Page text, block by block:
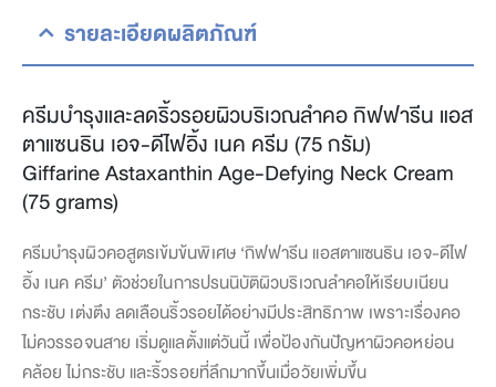
รายละเอียดผลิตภัณฑ์
ครีมบำรุงและลดริ้วรอยผิวบริเวณลำคอ กิฟฟารีน แอส
ตาแซนธิน เอจ-ดีไฟอิ้ง เนค ครีม (75 กรัม)
Giffarine Astaxanthin Age-Defying Neck Cream
(75 grams)
ครีมบำรุงผิวคอสูตรเข้มข้นพิเศษ ‘กิฟฟารีน แอสตาแซนธิน เอจ-ดีไฟ
อิ้ง เนค ครีม’ ตัวช่วยในการปรนนิบัติผิวบริเวณลำคอให้เรียบเนียน
กระชับ เต่งตึง ลดเลือนริ้วรอยได้อย่างมีประสิทธิภาพ เพราะเรื่องคอ
ไม่ควรรอจนสาย เริ่มดูแลตั้งแต่วันนี้ เพื่อป้องกันปัญหาผิวคอหย่อน
คล้อย ไม่กระชับ และริ้วรอยที่ลึกมากขึ้นเมื่อวัยเพิ่มขึ้น